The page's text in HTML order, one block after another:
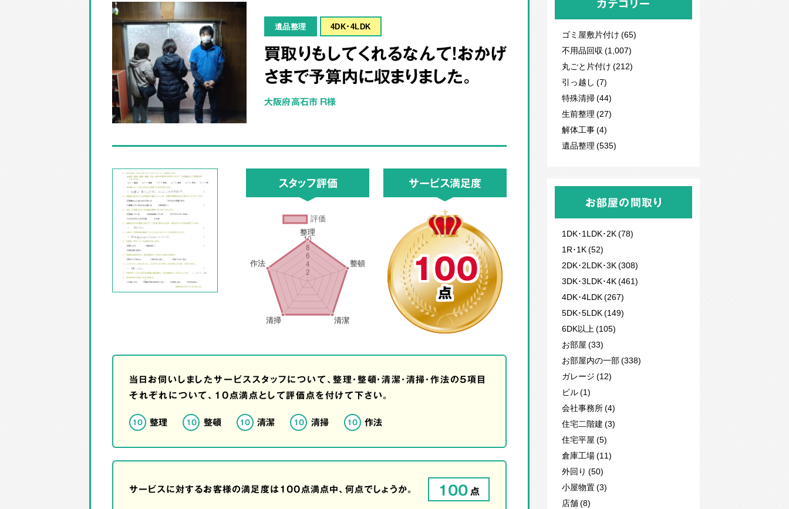
遺品整理 4DK･4LDK
買取りもしてくれるなんて！おかげ
さまで予算内に収まりました。
大阪府高石市 R様
スタッフ評価 サービス満足度
100
点
当日お伺いしましたサービススタッフについて、整理・整頓・清潔・清掃・作法の5項目
それぞれについて、10点満点として評価点を付けて下さい。
10 整理 10 整頓 10 清潔 10 清掃 10 作法
サービスに対するお客様の満足度は100点満点中、何点でしょうか。 100 点
カテゴリー
ゴミ屋敷片付け (65)
不用品回収 (1,007)
丸ごと片付け (212)
引っ越し (7)
特殊清掃 (44)
生前整理 (27)
解体工事 (4)
遺品整理 (535)
お部屋の間取り
1DK･1LDK･2K (78)
1R･1K (52)
2DK･2LDK･3K (308)
3DK･3LDK･4K (461)
4DK･4LDK (267)
5DK･5LDK (149)
6DK以上 (105)
お部屋 (33)
お部屋内の一部 (338)
ガレージ (12)
ビル (1)
会社事務所 (4)
住宅二階建 (3)
住宅平屋 (5)
倉庫工場 (11)
外回り (50)
小屋物置 (3)
店舗 (8)